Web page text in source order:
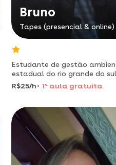
Bruno
Tapes (presencial & online)
Estudante de gestão
estadual do rio grande do
R$25/h
1 aaula gratuita